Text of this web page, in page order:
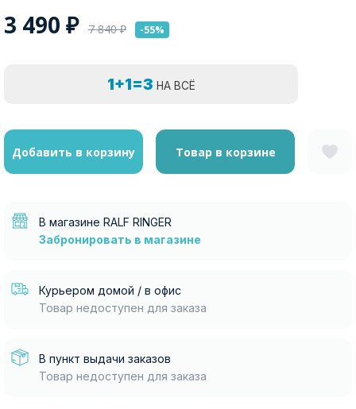
3 490 ₽ 7 840₽ -55%
1+1=3 НА ВСЁ
Добавить в корзину Товар в корзине
В магазине RALF RINGER
Забронировать в магазине
Курьером домой / в офис
Товар недоступен для заказа
В пункт выдачи заказов
Товар недоступен для заказа